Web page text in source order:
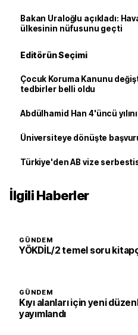
Bakan Uraloğlu açıkladı:
ülkesinin nüfusunu geçti
Editörün Seçimi
Çocuk Koruma Kanunu
tedbirler belli oldu
Abdülhamid Han 4'üncü
Üniversiteye dönüşte
Türkiye'den AB vize
İlgili Haberler
GÜNDEM
YÖKDİL/2 temel soru
GÜNDEM
Kıyı alanları için yeni
yayımlandı